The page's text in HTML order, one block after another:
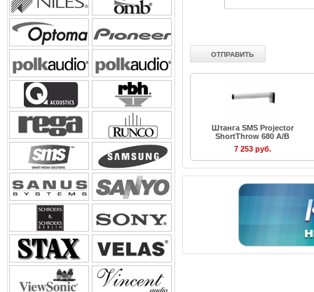
Штанга SMS Projector
ShortThrow 680 A/B
7 253 руб.